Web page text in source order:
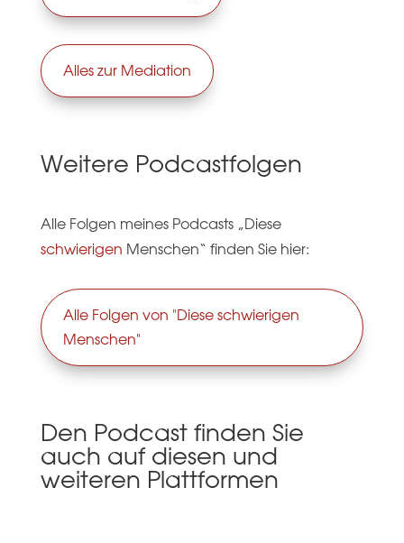
Alles zur Mediation
Weitere Podcastfolgen
Alle Folgen meines Podcasts „Diese
schwierigen Menschen“ finden Sie hier:
Alle Folgen von "Diese schwierigen
Menschen"
Den Podcast finden Sie
auch auf diesen und
weiteren Plattformen